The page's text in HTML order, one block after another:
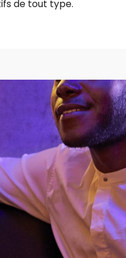
de tout type.